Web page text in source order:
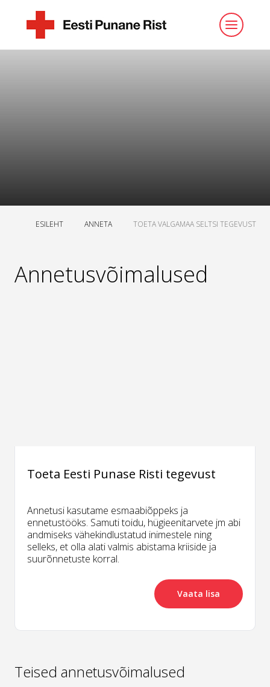
ESILEHT ANNETA TOETA VALGAMAA SELTSI TEGEVUST
Annetusvõimalused
Toeta Eesti Punase Risti tegevust
Annetusi kasutame esmaabiõppeks ja
ennetustööks. Samuti toidu, hügieenitarvete jm abi
andmiseks vähekindlustatud inimestele ning
selleks, et olla alati valmis abistama kriiside ja
suurõnnetuste korral.
Vaata lisa
Teised annetusvõimalused